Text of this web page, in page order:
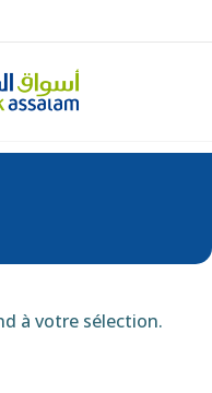
à votre sélection.